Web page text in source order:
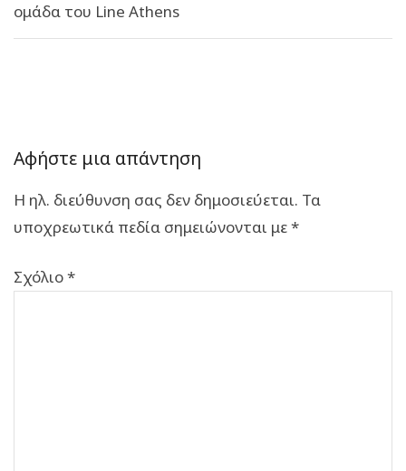
ομάδα του Line Athens
Αφήστε μια απάντηση
Η ηλ. διεύθυνση σας δεν δημοσιεύεται. Τα
υποχρεωτικά πεδία σημειώνονται με*
Σχόλιο*